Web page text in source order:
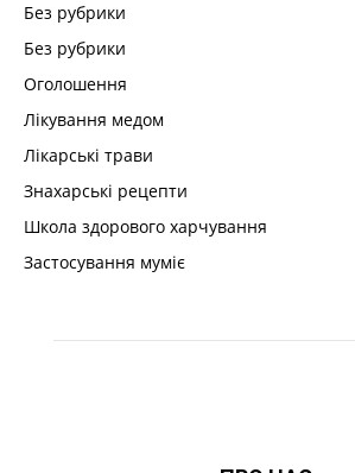
Без рубрики
Без рубрики
Оголошення
Лікування медом
Лікарські трави
Знахарські рецепти
Школа здорового харчування
Застосування муміє